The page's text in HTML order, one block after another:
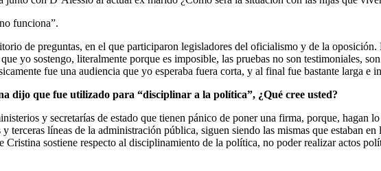
funciona”.
de preguntas, en el que participaron legisladores del oficialismo y de la oposición.
yo sostengo, literalmente porque es imposible, las pruebas no son testimoniales,
fue una audiencia que yo esperaba fuera corta, y al final fue bastante larga e
que fue utilizado para “disciplinar a la política”, ¿Qué cree usted?
y secretarías de estado que tienen pánico de poner una firma, porque, hagan
líneas de la administración pública, siguen siendo las mismas que estaban
sostiene respecto al disciplinamiento de la política, no poder realizar actos